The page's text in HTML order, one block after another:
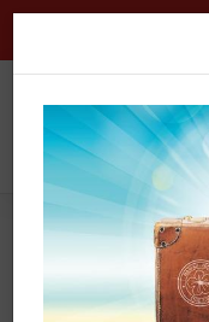
News Newsroom